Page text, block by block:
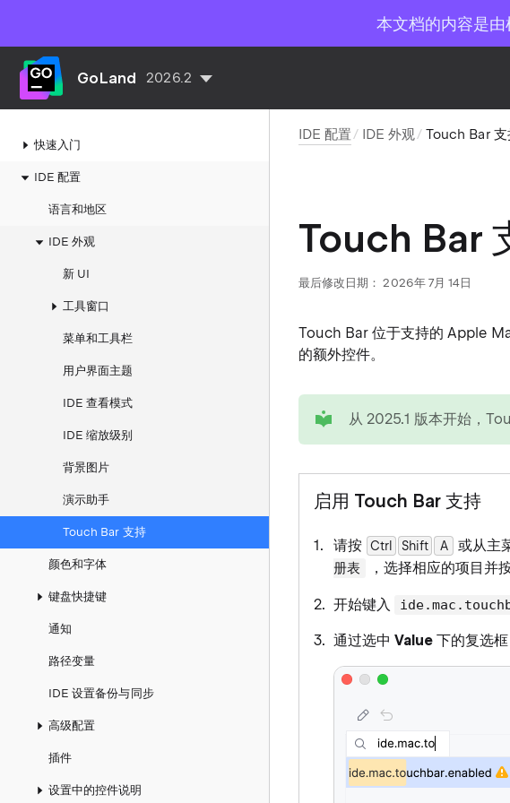
本文档的内容是由
GoLand 2026.2
快速入门
IDE 配置
语言和地区
IDE 外观
新 UI
工具窗口
菜单和工具栏
用户界面主题
IDE 查看模式
IDE 缩放级别
背景图片
演示助手
Touch Bar 支持
颜色和字体
键盘快捷键
通知
路径变量
IDE 设置备份与同步
高级配置
插件
设置中的控件说明
IDE 配置 IDE 外观 Touch Bar 支
Touch Bar
最后修改日期： 2026年 7月 14日
Touch Bar 位于支持的 Apple
的额外控件。
从 2025.1 版本开始，
启用 Touch Bar 支持
请按 Ctrl Shift 0
A 或从主
册表
，选择相应的项目并
开始键入
通过选中Value 下的复选